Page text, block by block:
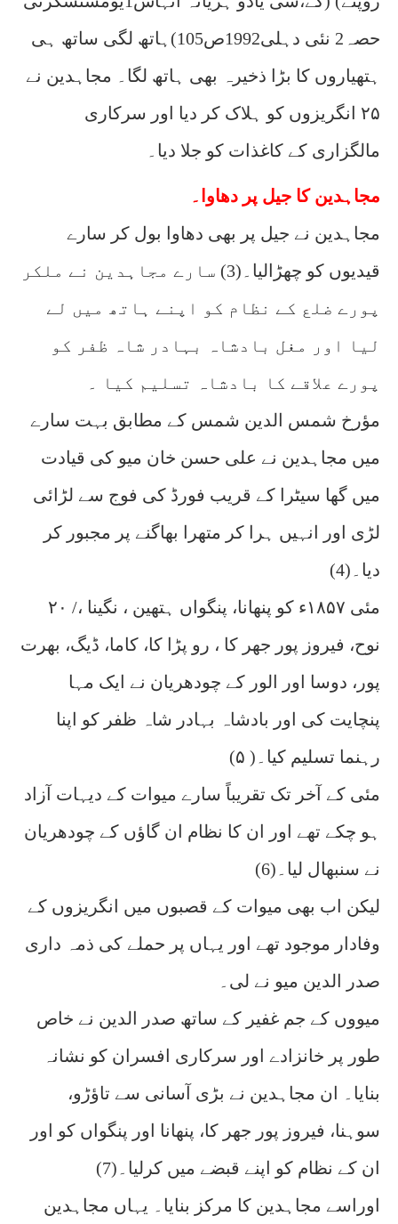
حصہ2 نئی دہلی1992ص105)ہاتھ لگی ساتھ ہی
ہتھیاروں کا بڑا ذخیرہ بھی ہاتھ لگا۔ مجاہدین نے
۲۵ انگریزوں کو ہلاک کر دیا اور سرکاری
مالگزاری کے کاغذات کو جلا دیا۔
مجاہدین کا جیل پر دھاوا۔
مجاہدین نے جیل پر بھی دھاوا بول کر سارے
قیدیوں کو چھڑالیا۔(3) سارے مجاہدین نے ملکر
پورے ضلع کے نظام کو اپنے ہاتھ میں لے
لیا اور مغل بادشاہ بہادر شاہ ظفر کو
پورے علاقے کا بادشاہ تسلیم کیا ۔
مؤرخ شمس الدین شمس کے مطابق بہت سارے
میں مجاہدین نے علی حسن خان میو کی قیادت
میں گھا سیٹرا کے قریب فورڈ کی فوج سے لڑائی
لڑی اور انہیں ہرا کر متھرا بھاگنے پر مجبور کر
دیا۔(4)
۲۰ /مئی ۱۸۵۷ء کو پنھانا، پنگواں ہتھین ، نگینا ،
نوح، فیروز پور جھر کا ، رو پڑا کا، کاما، ڈیگ، بھرت
پور، دوسا اور الور کے چودھریان نے ایک مہا
پنچایت کی اور بادشاہ بہادر شاہ ظفر کو اپنا
رہنما تسلیم کیا۔( ۵)
مئی کے آخر تک تقریباً سارے میوات کے دیہات آزاد
ہو چکے تھے اور ان کا نظام ان گاؤں کے چودھریان
نے سنبھال لیا۔(6)
لیکن اب بھی میوات کے قصبوں میں انگریزوں کے
وفادار موجود تھے اور یہاں پر حملے کی ذمہ داری
صدر الدین میو نے لی۔
میووں کے جم غفیر کے ساتھ صدر الدین نے خاص
طور پر خانزادے اور سرکاری افسران کو نشانہ
بنایا۔ ان مجاہدین نے بڑی آسانی سے تاؤڑو،
سوہنا، فیروز پور جھر کا، پنھانا اور پنگواں کو اور
ان کے نظام کو اپنے قبضے میں کرلیا۔(7)
اوراسے مجاہدین کا مرکز بنایا۔ یہاں مجاہدین